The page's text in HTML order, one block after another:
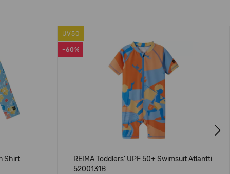
Shirt
-60%
UV50
REIMA Toddlers' UPF 50+ Swimsuit Atlantti
5200131B